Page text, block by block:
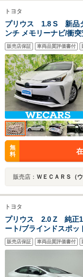
トヨタ
プリウス 1.8 S 新品
ンチ メモリーナビ/衝
ム/シート 合皮/ヘッド
続/ETC/EBD付ABS
販売店保証 車両品質評価書付
無
料
販売店： ＷＥＣＡＲＳ（
トヨタ
プリウス 2.0 Z 純正
ート/ブラインドスポッ
ゲート/シートヒーター
セーフティセンス/トヨ
販売店保証 車両品質評価書付